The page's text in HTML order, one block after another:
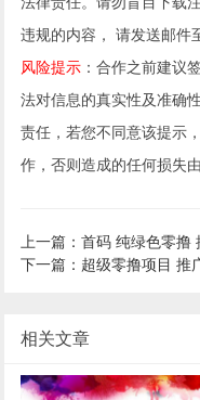
违规的内容， 请发送邮件
风险提示 ：合作之前建议
法对信息的真实性及准确
责任，若您不同意该提示
作，否则造成的任何损失
上一篇：首码 纯绿色零撸
下一篇：超级零撸项目 推
相关文章